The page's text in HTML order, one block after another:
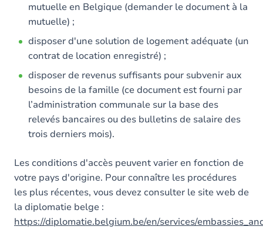
mutuelle en Belgique (demander le document à la
mutuelle) ;
disposer d'une solution de logement adéquate (un
contrat de location enregistré) ;
disposer de revenus suffisants pour subvenir aux
besoins de la famille (ce document est fourni par
l’administration communale sur la base des
relevés bancaires ou des bulletins de salaire des
trois derniers mois).
Les conditions d'accès peuvent varier en fonction de
votre pays d'origine. Pour connaître les procédures
les plus récentes, vous devez consulter le site web de
la diplomatie belge :
https://diplomatie.belgium.be/en/services/